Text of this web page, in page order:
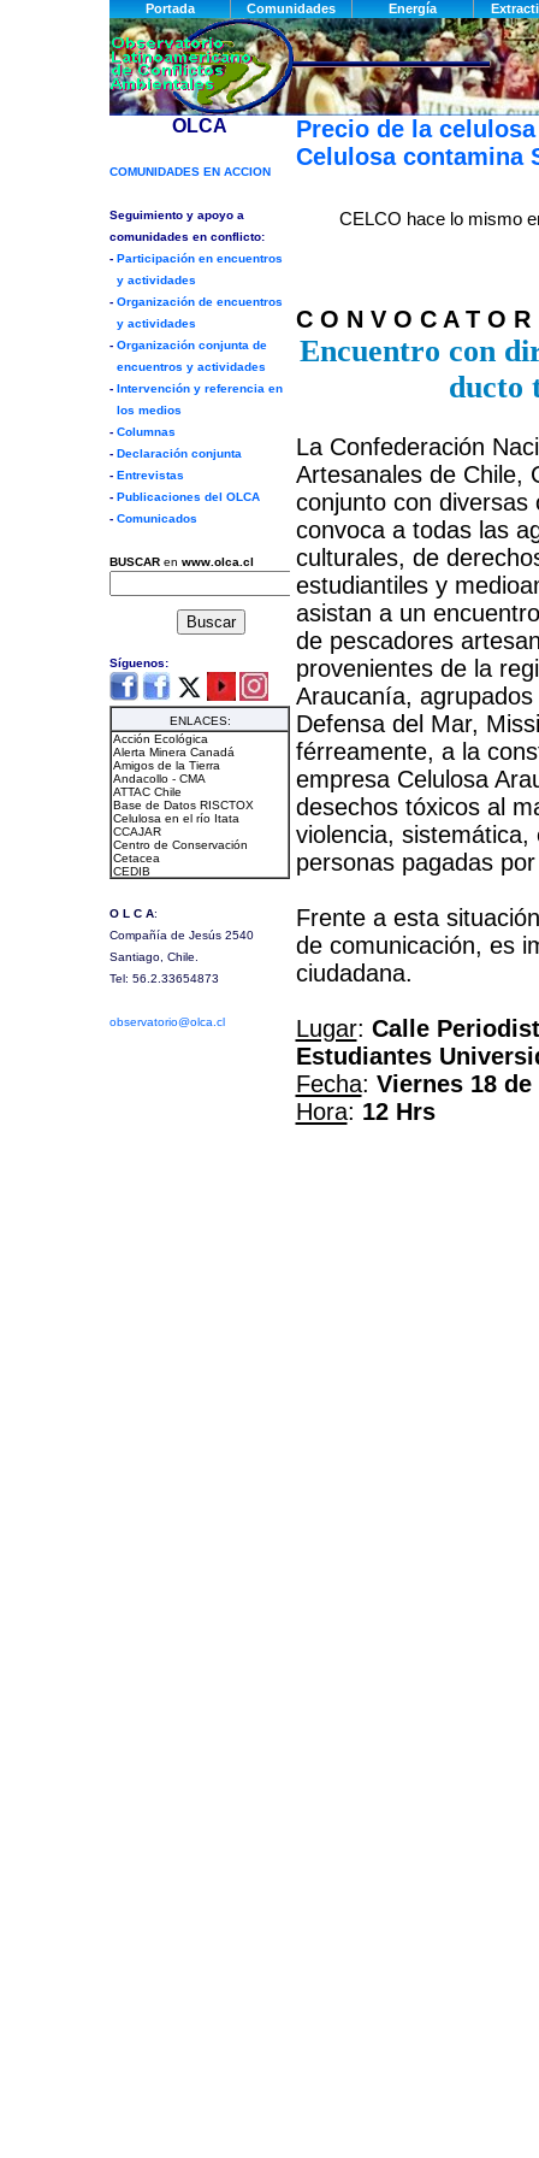
Precio de la celulosa
Celulosa contamina
CELCO hace lo mismo
C O N V O C A T O R
Encuentro con
ducto
La Confederación
Artesanales de Chile,
conjunto con diversas
convoca a todas las
culturales, de
estudiantiles y
asistan a un
de pescadores
provenientes de la
Araucanía,
Defensa del Mar,
férreamente, a la
empresa Celulosa
desechos tóxicos al
violencia,
personas pagadas
Frente a esta
de comunicación, es
ciudadana.
Lugar: Calle
Estudiantes
Fecha: Viernes 18
Hora: 12 Hrs